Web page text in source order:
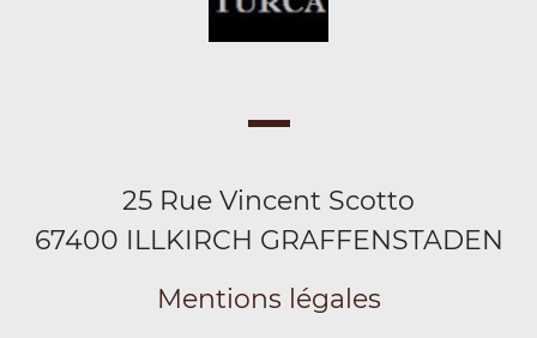
25 Rue Vincent Scotto
67400 ILLKIRCH GRAFFENSTADEN
Mentions légales